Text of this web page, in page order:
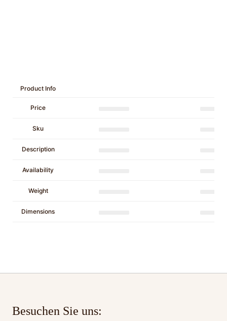
Product Info
Price
Sku
Description
Availability
Weight
Dimensions
Besuchen Sie uns: